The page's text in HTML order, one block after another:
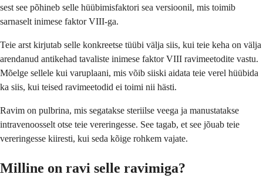
sest see põhineb selle hüübimisfaktori sea versioonil, mis toimib
sarnaselt inimese faktor VIII-ga.
Teie arst kirjutab selle konkreetse tüübi välja siis, kui teie keha on välja
arendanud antikehad tavaliste inimese faktor VIII ravimeetodite vastu.
Mõelge sellele kui varuplaani, mis võib siiski aidata teie verel hüübida
ka siis, kui teised ravimeetodid ei toimi nii hästi.
Ravim on pulbrina, mis segatakse steriilse veega ja manustatakse
intravenoosselt otse teie vereringesse. See tagab, et see jõuab teie
vereringesse kiiresti, kui seda kõige rohkem vajate.
Milline on ravi selle ravimiga?